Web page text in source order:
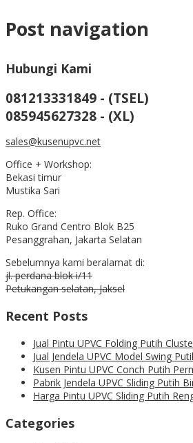
Post navigation
Hubungi Kami
081213331849 - (TSEL)
085945627328 - (XL)
sales@kusenupvc.net
Office + Workshop:
Bekasi timur
Mustika Sari
Rep. Office:
Ruko Grand Centro Blok B25
Pesanggrahan, Jakarta Selatan
Sebelumnya kami beralamat di:
jl. perdana blok i/11
Petukangan selatan, Jaksel
Recent Posts
Jual Pintu UPVC Folding Putih
Jual Jendela UPVC Model Swing
Kusen Pintu UPVC Conch Putih
Pabrik Jendela UPVC Sliding Putih
Harga Pintu UPVC Sliding Putih
Categories